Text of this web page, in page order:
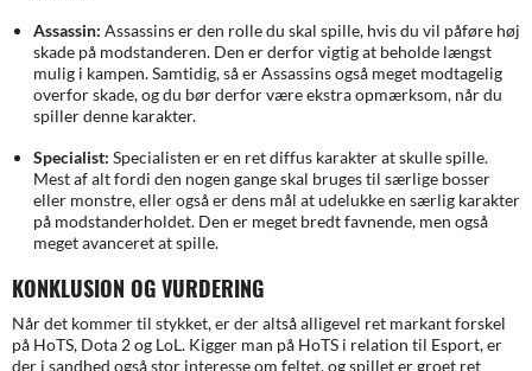
Assassin: Assassins er den rolle du skal spille, hvis du vil påføre høj
skade på modstanderen. Den er derfor vigtig at beholde længst
mulig i kampen. Samtidig, så er Assassins også meget modtagelig
overfor skade, og du bør derfor være ekstra opmærksom, når du
spiller denne karakter.
Specialist: Specialisten er en ret diffus karakter at skulle spille.
Mest af alt fordi den nogen gange skal bruges til særlige bosser
eller monstre, eller også er dens mål at udelukke en særlig karakter
på modstanderholdet. Den er meget bredt favnende, men også
meget avanceret at spille.
KONKLUSION OG VURDERING
Når det kommer til stykket, er der altså alligevel ret markant forskel
på HoTS, Dota 2 og LoL. Kigger man på HoTS i relation til Esport, er
der i sandhed også stor interesse om feltet, og spillet er groet ret